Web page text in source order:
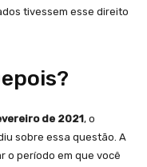
tivessem esse direito
de 2021, o
sobre essa questão. A
o período em que você